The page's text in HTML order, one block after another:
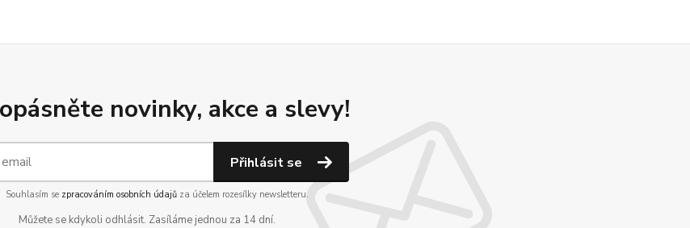
novinky, akce a slevy!
Přihlásit se
Souhlasím se zpracováním osobních údajůza účelem rozesílky newsletteru.
Můžete se kdykoli odhlásit. Zasíláme jednou za 14 dní.